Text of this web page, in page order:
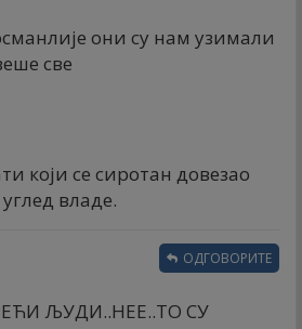
они су нам узимали
све
који се сиротан довезао
владе.
ЉУДИ..НЕЕ..ТО СУ
ОДГОВОРИТЕ